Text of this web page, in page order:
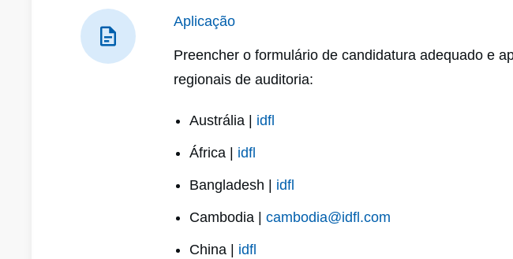
Aplicação
Preencher o formulário de candidatura adequado e
regionais de auditoria:
Austrália | idfl
África | idfl
Bangladesh | idfl
Cambodia | cambodia@idfl.com
China | idfl